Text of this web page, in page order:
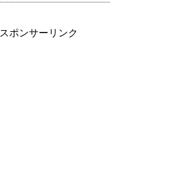
スポンサーリンク